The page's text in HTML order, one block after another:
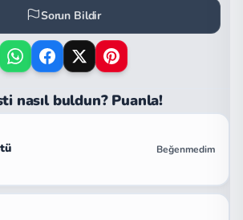
Sorun Bildir
nasıl buldun? Puanla!
Beğenmedim